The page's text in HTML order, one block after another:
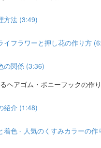
方法 (3:49)
イフラワーと押し花の作り方
の関係 (3:36)
ヘアゴム・ポニーフックの作
紹介 (1:48)
着色 - 人気のくすみカラーの作